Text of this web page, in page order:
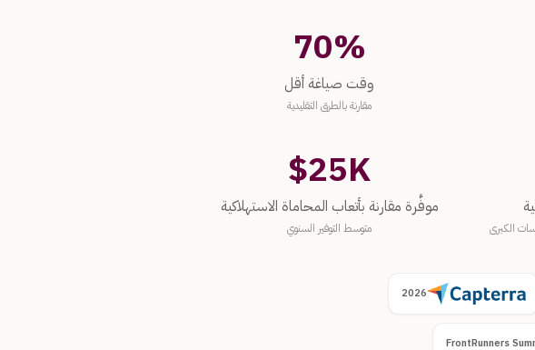
70%
وقت صياغة أقل
مقارنة بالطرق التقليدية
الكبرى
موفَّرة مقارنة بأتعاب المحاماة الاستهلاكية
$25K
موفَّرة مقارنة بأتعاب المحاماة الاستهلاكية
متوسط التوفير السنوي
2026
FrontRunners